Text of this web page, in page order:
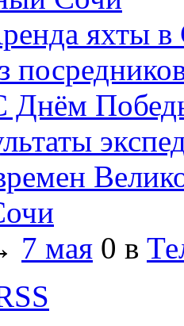
яхты в
Днём
7 мая 0 в